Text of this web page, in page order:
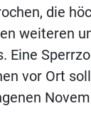
die
weiteren
Eine
vor Ort